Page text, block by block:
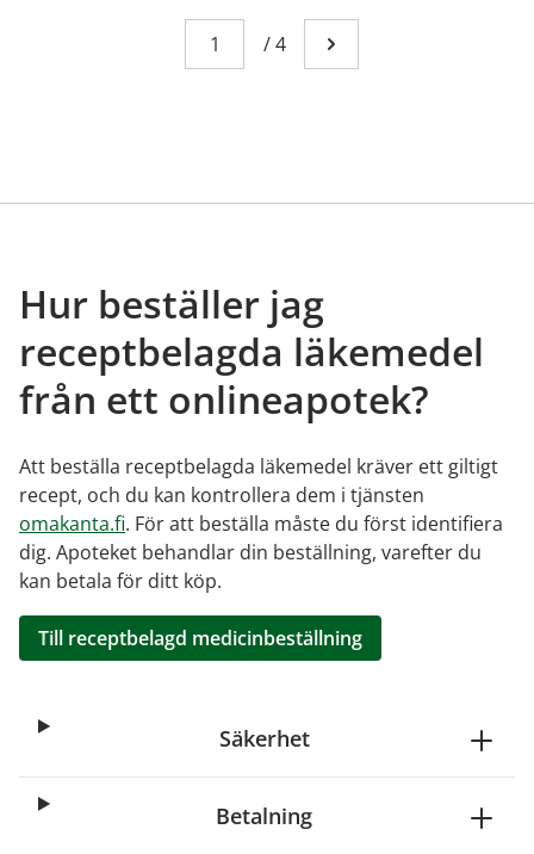
Page
You're currently reading page 1
/4 Go to next page
Hur beställer jag
receptbelagda läkemedel
från ett onlineapotek?
Att beställa receptbelagda läkemedel kräver ett giltigt
recept, och du kan kontrollera dem i tjänsten
omakanta.fi. För att beställa måste du först identifiera
dig. Apoteket behandlar din beställning, varefter du
kan betala för ditt köp.
Till receptbelagd medicinbeställning
Säkerhet
Betalning